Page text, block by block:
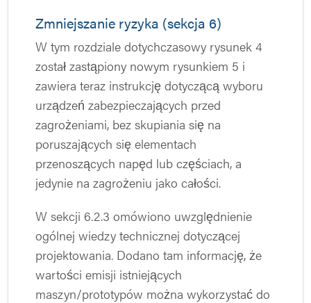
Zmniejszanie ryzyka (sekcja 6)
W tym rozdziale dotychczasowy rysunek 4
został zastąpiony nowym rysunkiem 5 i
zawiera teraz instrukcję dotyczącą wyboru
urządzeń zabezpieczających przed
zagrożeniami, bez skupiania się na
poruszających się elementach
przenoszących napęd lub częściach, a
jedynie na zagrożeniu jako całości.
W sekcji 6.2.3 omówiono uwzględnienie
ogólnej wiedzy technicznej dotyczącej
projektowania. Dodano tam informację, że
wartości emisji istniejących
maszyn/prototypów można wykorzystać do